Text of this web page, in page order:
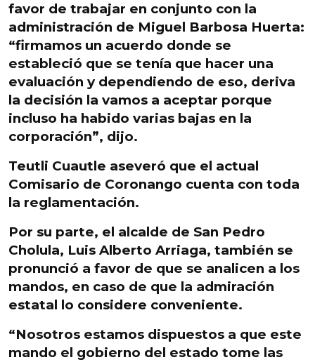
favor de trabajar en conjunto con la
administración de Miguel Barbosa Huerta:
“firmamos un acuerdo donde se
estableció que se tenía que hacer una
evaluación y dependiendo de eso, deriva
la decisión la vamos a aceptar porque
incluso ha habido varias bajas en la
corporación”, dijo.
Teutli Cuautle aseveró que el actual
Comisario de Coronango cuenta con toda
la reglamentación.
Por su parte, el alcalde de San Pedro
Cholula, Luis Alberto Arriaga, también se
pronunció a favor de que se analicen a los
mandos, en caso de que la admiración
estatal lo considere conveniente.
“Nosotros estamos dispuestos a que este
mando el gobierno del estado tome las